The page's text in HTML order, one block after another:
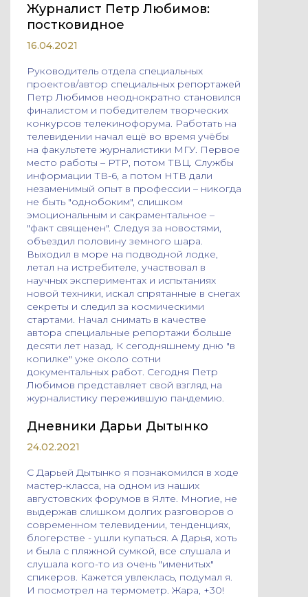
Журналист Петр Любимов:
постковидное
16.04.2021
Руководитель отдела специальных
проектов/автор специальных репортажей
Петр Любимов неоднократно становился
финалистом и победителем творческих
конкурсов телекинофорума. Работать на
телевидении начал ещё во время учёбы
на факультете журналистики МГУ. Первое
место работы – РТР, потом ТВЦ. Службы
информации ТВ-6, а потом НТВ дали
незаменимый опыт в профессии – никогда
не быть "однобоким", слишком
эмоциональным и сакраментальное –
"факт священен". Следуя за новостями,
объездил половину земного шара.
Выходил в море на подводной лодке,
летал на истребителе, участвовал в
научных экспериментах и испытаниях
новой техники, искал спрятанные в снегах
секреты и следил за космическими
стартами. Начал снимать в качестве
автора специальные репортажи больше
десяти лет назад. К сегодняшнему дню "в
копилке" уже около сотни
документальных работ. Сегодня Петр
Любимов представляет свой взгляд на
журналистику пережившую пандемию.
Дневники Дарьи Дытынко
24.02.2021
С Дарьей Дытынко я познакомился в ходе
мастер-класса, на одном из наших
августовских форумов в Ялте. Многие, не
выдержав слишком долгих разговоров о
современном телевидении, тенденциях,
блогерстве - ушли купаться. А Дарья, хоть
и была с пляжной сумкой, все слушала и
слушала кого-то из очень "именитых"
спикеров. Кажется увлеклась, подумал я.
И посмотрел на термометр. Жара, +30!